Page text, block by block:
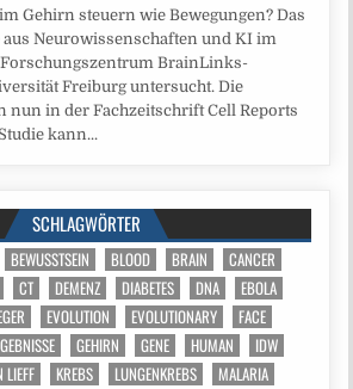
Gehirn steuern wie Bewegungen? Das
aus Neurowissenschaften und KI im
BrainLinks-
Freiburg untersucht. Die
nun in der Fachzeitschrift Cell Reports
kann...
SCHLAGWÖRTER
BEWUSSTSEIN BLOOD BRAIN
CANCER
CT DEMENZ DIABETES DNA
EBOLA
EVOLUTION EVOLUTIONARY
FACE
GEHIRN GENE HUMAN
IDW
LIEFF KREBS LUNGENKREBS
MALARIA